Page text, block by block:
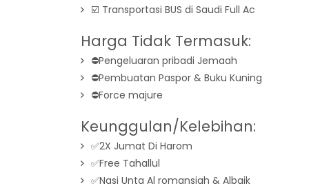
☑️ Transportasi BUS di Saudi Full Ac
Harga Tidak Termasuk:
⛔️Pengeluaran pribadi Jemaah
⛔️Pembuatan Paspor & Buku Kuning
⛔️Force majure
Keunggulan/Kelebihan:
✅2X Jumat Di Harom
✅Free Tahallul
✅Nasi Unta Al romansiah & Albaik